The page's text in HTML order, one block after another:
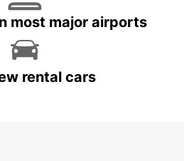
most major airports
rental cars